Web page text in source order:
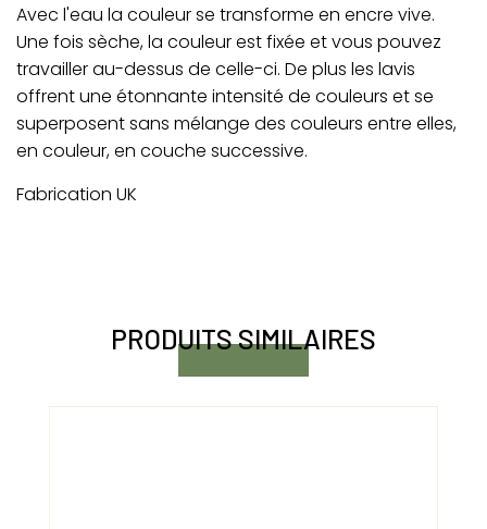
Avec l'eau la couleur se transforme en encre vive.
Une fois sèche, la couleur est fixée et vous pouvez
travailler au-dessus de celle-ci. De plus les lavis
offrent une étonnante intensité de couleurs et se
superposent sans mélange des couleurs entre elles,
en couleur, en couche successive.
Fabrication UK
PRODUITS SIMILAIRES